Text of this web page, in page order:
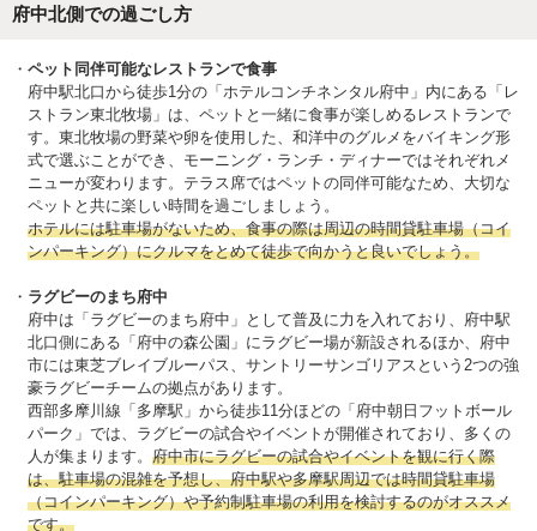
府中北側での過ごし方
ペット同伴可能なレストランで食事
府中駅北口から徒歩1分の「ホテルコンチネンタル府中」内にある「レ
ストラン東北牧場」は、ペットと一緒に食事が楽しめるレストランで
す。東北牧場の野菜や卵を使用した、和洋中のグルメをバイキング形
式で選ぶことができ、モーニング・ランチ・ディナーではそれぞれメ
ニューが変わります。テラス席ではペットの同伴可能なため、大切な
ペットと共に楽しい時間を過ごしましょう。
ホテルには駐車場がないため、食事の際は周辺の時間貸駐車場（コイ
ンパーキング）にクルマをとめて徒歩で向かうと良いでしょう。
ラグビーのまち府中
府中は「ラグビーのまち府中」として普及に力を入れており、府中駅
北口側にある「府中の森公園」にラグビー場が新設されるほか、府中
市には東芝ブレイブルーパス、サントリーサンゴリアスという2つの強
豪ラグビーチームの拠点があります。
西部多摩川線「多摩駅」から徒歩11分ほどの「府中朝日フットボール
パーク」では、ラグビーの試合やイベントが開催されており、多くの
人が集まります。 府中市にラグビーの試合やイベントを観に行く際
は、駐車場の混雑を予想し、府中駅や多摩駅周辺では時間貸駐車場
（コインパーキング）や予約制駐車場の利用を検討するのがオススメ
です。